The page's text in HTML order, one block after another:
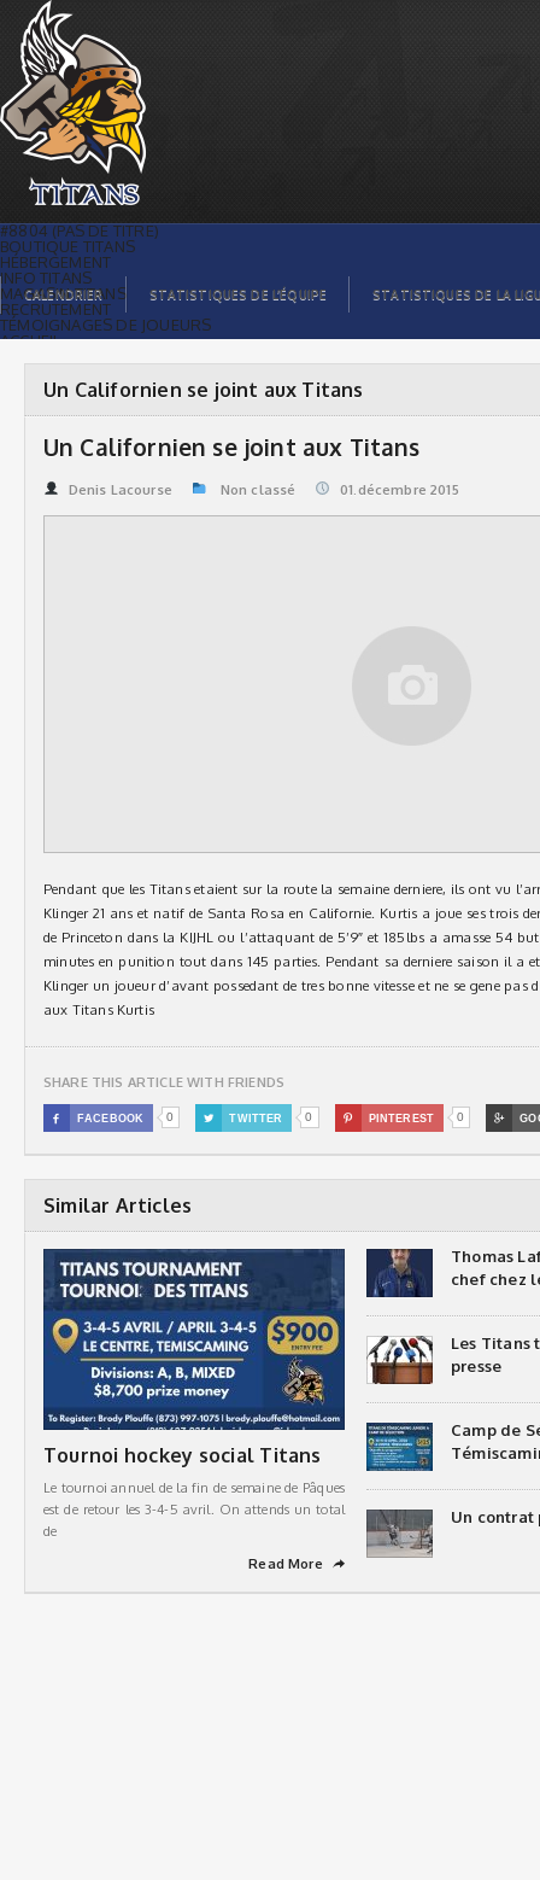
Un Californien se joint aux Titans |
Titans de témiscaming
#8804 (PAS DE TITRE)
BOUTIQUE TITANS
HÉBERGEMENT
INFO TITANS
MAGASIN TITANS
RECRUTEMENT
TÉMOIGNAGES DE JOUEURS
ACCUEIL
GALERIE PHOTOS
STATISTIQUES
ORGANISATION
CALENDRIER
COMMANDITAIRES
STATISTIQUES DE LA LIGUE
CALENDRIER STATISTIQUES DE L’ÉQUIPE STATISTIQUES DE LA
Un Californien se joint aux Titans
Un Californien se joint aux Titans
Denis Lacourse Non classé 01.décembre 2015
Pendant que les Titans etaient sur la route la semaine derniere, ils ont vu
Klinger 21 ans et natif de Santa Rosa en Californie. Kurtis a joue ses trois
de Princeton dans la KIJHL ou l’attaquant de 5’9″ et 185lbs a amasse 54
minutes en punition tout dans 145 parties. Pendant sa derniere saison il a
Klinger un joueur d’avant possedant de tres bonne vitesse et ne se gene pas
aux Titans Kurtis
SHARE THIS ARTICLE WITH FRIENDS
 FACEBOOK 0  TWITTER 0  PINTEREST 0 
Similar Articles
Tournoi hockey social Titans
Le tournoi annuel de la fin de semaine de Pâques
est de retour les 3-4-5 avril. On attends un total
de
Read More
➦
Thomas
chef chez
Les Titans
presse
Camp de
Un contrat